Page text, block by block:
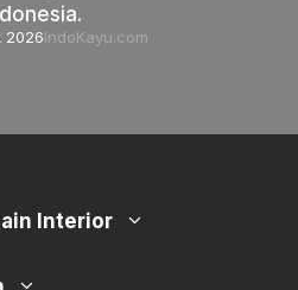
2026IndoKayu.com
Interior